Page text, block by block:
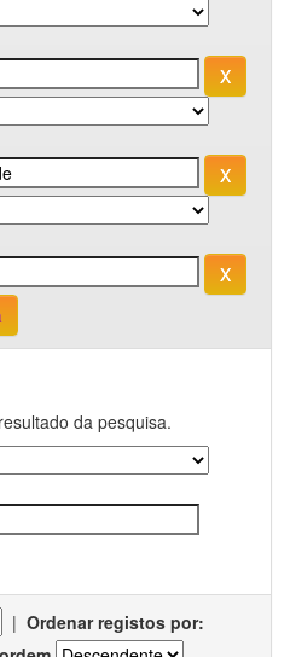
da pesquisa.
| Ordenar registos por: